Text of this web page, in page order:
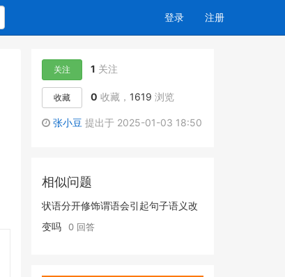
登录 注册
关注 1 关注
收藏 0 收藏， 1619 浏览
张小豆 提出于 2025-01-03 18:50
相似问题
状语分开修饰谓语会引起句子语义改
变吗
0 回答